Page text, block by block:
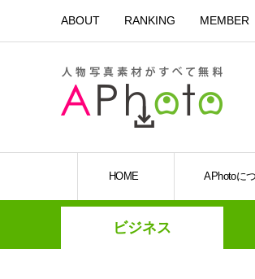
ABOUT RANKING MEMBER
HOME APhotoに
ビジネス